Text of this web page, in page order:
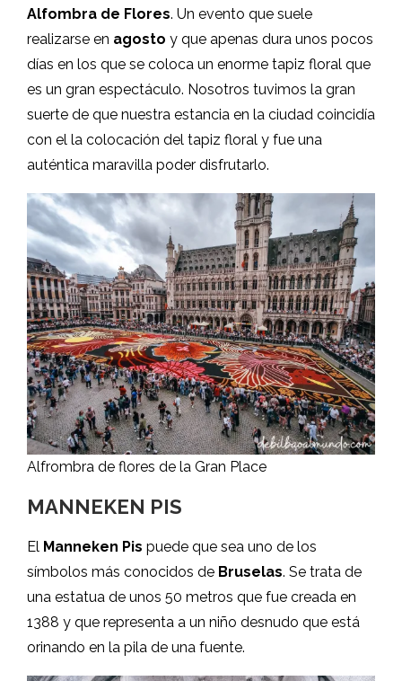
Alfombra de Flores. Un evento que suele
realizarse en agosto y que apenas dura unos pocos
días en los que se coloca un enorme tapiz floral que
es un gran espectáculo. Nosotros tuvimos la gran
suerte de que nuestra estancia en la ciudad coincidía
con el la colocación del tapiz floral y fue una
auténtica maravilla poder disfrutarlo.
Alfrombra de flores de la Gran Place
MANNEKEN PIS
El Manneken Pis puede que sea uno de los
símbolos más conocidos de Bruselas. Se trata de
una estatua de unos 50 metros que fue creada en
1388 y que representa a un niño desnudo que está
orinando en la pila de una fuente.